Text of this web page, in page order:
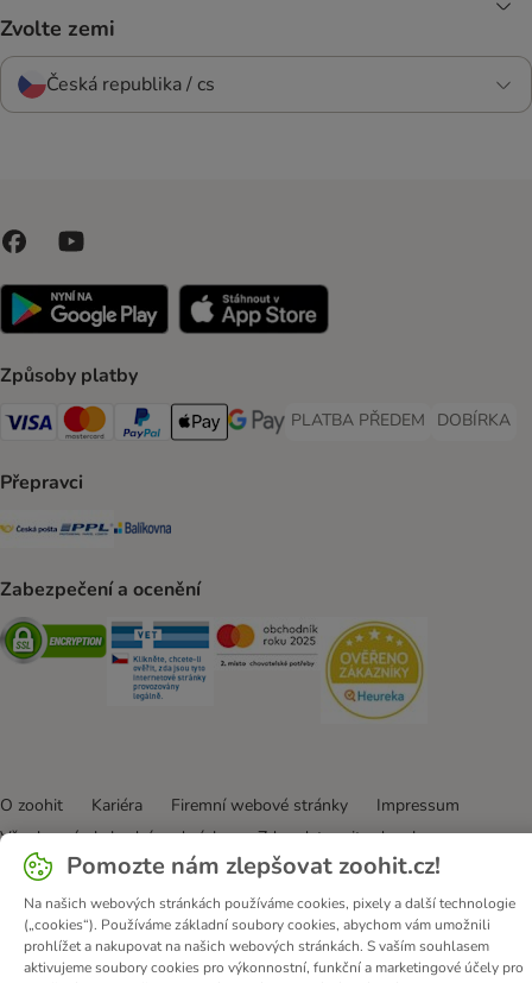
Zvolte zemi
Česká republika / cs
Způsoby platby
Visa Payment Method
Mastercard Payment Method
PayPal Payment Method
Apple pay Payment Method
GooglePay Payment Method
PLATBA PŘEDEM
PLATBA PŘEDEM Payment
DOBÍRKA
DOBÍRKA
Přepravci
Česká pošta Shipping Method
PPL Shipping Method
Balíkovna Shipping Method
Zabezpečení a ocenění
Security Security Security
O zoohit Kariéra Firemní webové stránky
Impressum
Všeobecné obchodní podmínky
Zde odstoupit od smlouvy
Zákon o digitálních službách
Likvidace baterií
Kontakt
Poštovné a dodací termín
Způsoby platby
Partnerský program
Ochrana osobních údajů
Ochrana osobních údajů
Prohlášení o přístupnosti
Pomozte nám zlepšovat zoohit.cz!
Na našich webových stránkách používáme cookies, pixely a další technologie
(„cookies“). Používáme základní soubory cookies, abychom vám umožnili
prohlížet a nakupovat na našich webových stránkách. S vaším souhlasem
aktivujeme soubory cookies pro výkonnostní, funkční a marketingové účely pro